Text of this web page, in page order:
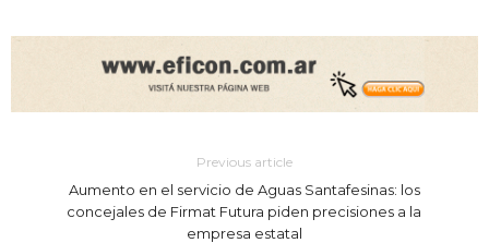
Previous article
Aumento en el servicio de Aguas Santafesinas: los
concejales de Firmat Futura piden precisiones a la
empresa estatal